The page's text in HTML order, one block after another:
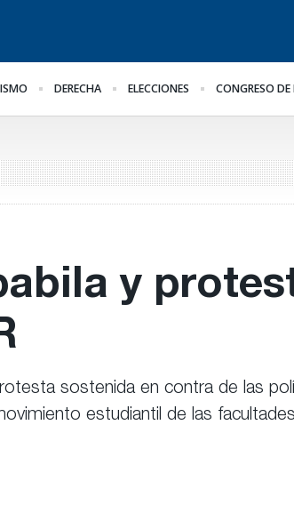
DERECHA ELECCIONES CONGRESO
déficit en
y
sostenida en contra de las
estudiantil de las